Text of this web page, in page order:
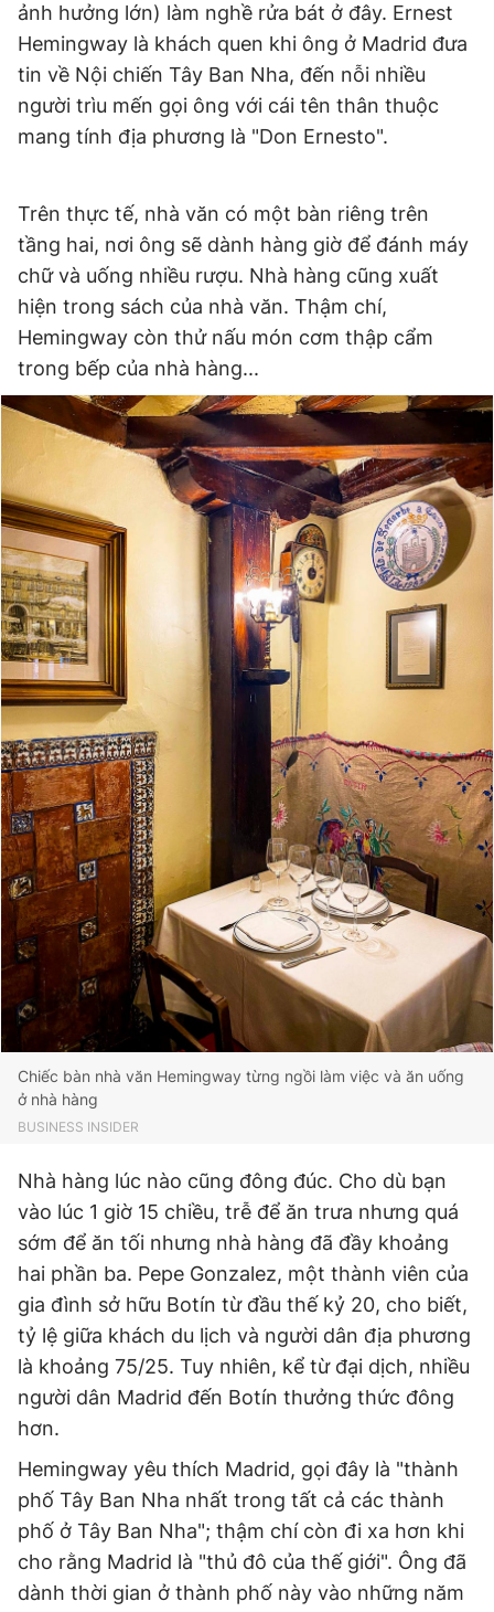
ảnh hưởng lớn) làm nghề rửa bát ở đây. Ernest
Hemingway là khách quen khi ông ở Madrid đưa
tin về Nội chiến Tây Ban Nha, đến nỗi nhiều
người trìu mến gọi ông với cái tên thân thuộc
mang tính địa phương là "Don Ernesto".
Trên thực tế, nhà văn có một bàn riêng trên
tầng hai, nơi ông sẽ dành hàng giờ để đánh máy
chữ và uống nhiều rượu. Nhà hàng cũng xuất
hiện trong sách của nhà văn. Thậm chí,
Hemingway còn thử nấu món cơm thập cẩm
trong bếp của nhà hàng...
Chiếc bàn nhà văn Hemingway từng ngồi làm việc và ăn uống
ở nhà hàng
BUSINESS INSIDER
Nhà hàng lúc nào cũng đông đúc. Cho dù bạn
vào lúc 1 giờ 15 chiều, trễ để ăn trưa nhưng quá
sớm để ăn tối nhưng nhà hàng đã đầy khoảng
hai phần ba. Pepe Gonzalez, một thành viên của
gia đình sở hữu Botín từ đầu thế kỷ 20, cho biết,
tỷ lệ giữa khách du lịch và người dân địa phương
là khoảng 75/25. Tuy nhiên, kể từ đại dịch, nhiều
người dân Madrid đến Botín thưởng thức đông
hơn.
Hemingway yêu thích Madrid, gọi đây là "thành
phố Tây Ban Nha nhất trong tất cả các thành
phố ở Tây Ban Nha"; thậm chí còn đi xa hơn khi
cho rằng Madrid là "thủ đô của thế giới". Ông đã
dành thời gian ở thành phố này vào những năm